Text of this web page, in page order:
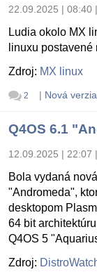
22.09.2025 | 08:40 |
Ludia okolo MX
linuxu
Zdroj: MX linux
2 | Nová verzia
Q4OS 6.1
12.09.2025 | 22:07 |
Bola vydaná
"Andromeda",
desktopom
64 bit
Q4OS 5
Zdroj: